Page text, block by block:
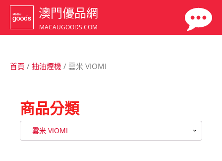
澳門優品網
MACAUGOODS.COM
首頁 / 抽油煙機 / 雲米 VIOMI
商品分類
雲米 VIOMI